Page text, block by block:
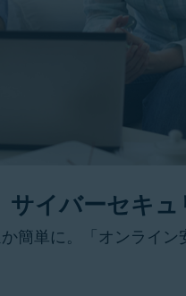
イバーセキュ
簡単に。「オンライ